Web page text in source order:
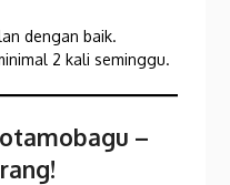
dengan baik.
2 kali seminggu.
–